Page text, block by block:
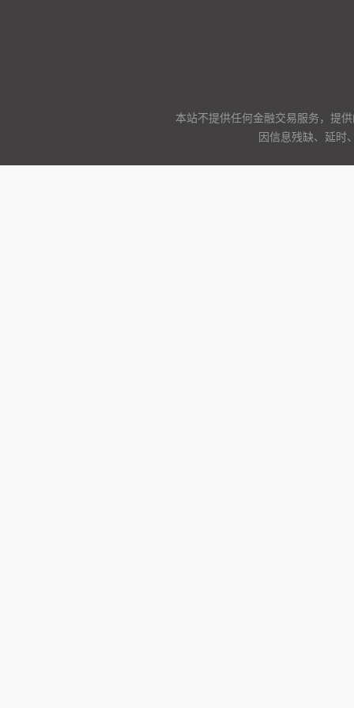
本站不提供任何金融交易服务，提
因信息残缺、延时